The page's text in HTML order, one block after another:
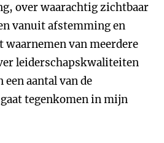
over waarachtig zichtbaar
vanuit afstemming en
waarnemen van meerdere
leiderschapskwaliteiten
aantal van de
tegenkomen in mijn